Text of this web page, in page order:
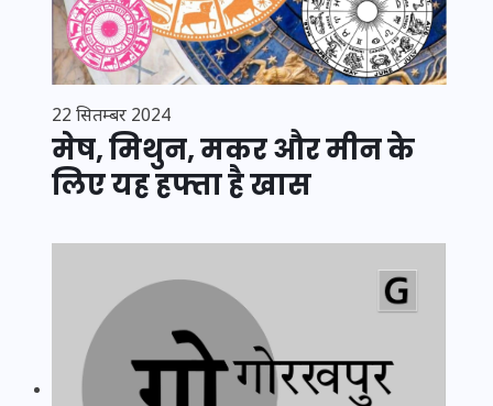
22 सितम्बर 2024
मेष, मिथुन, मकर और मीन के
लिए यह हफ्ता है खास